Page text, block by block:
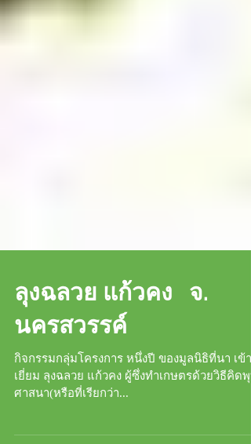
ลุงฉลวย แก้วคง จ.
นครสวรรค์
กิจกรรมกลุ่มโครงการ หนึ่งปี ของมูลนิธิที่นา เข้า
เยี่ยม ลุงฉลวย แก้วคง ผู้ซึ่งทำเกษตรด้วยวิธีคิดพุ